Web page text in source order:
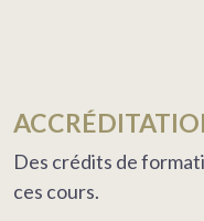
Des crédits de
ces cours.